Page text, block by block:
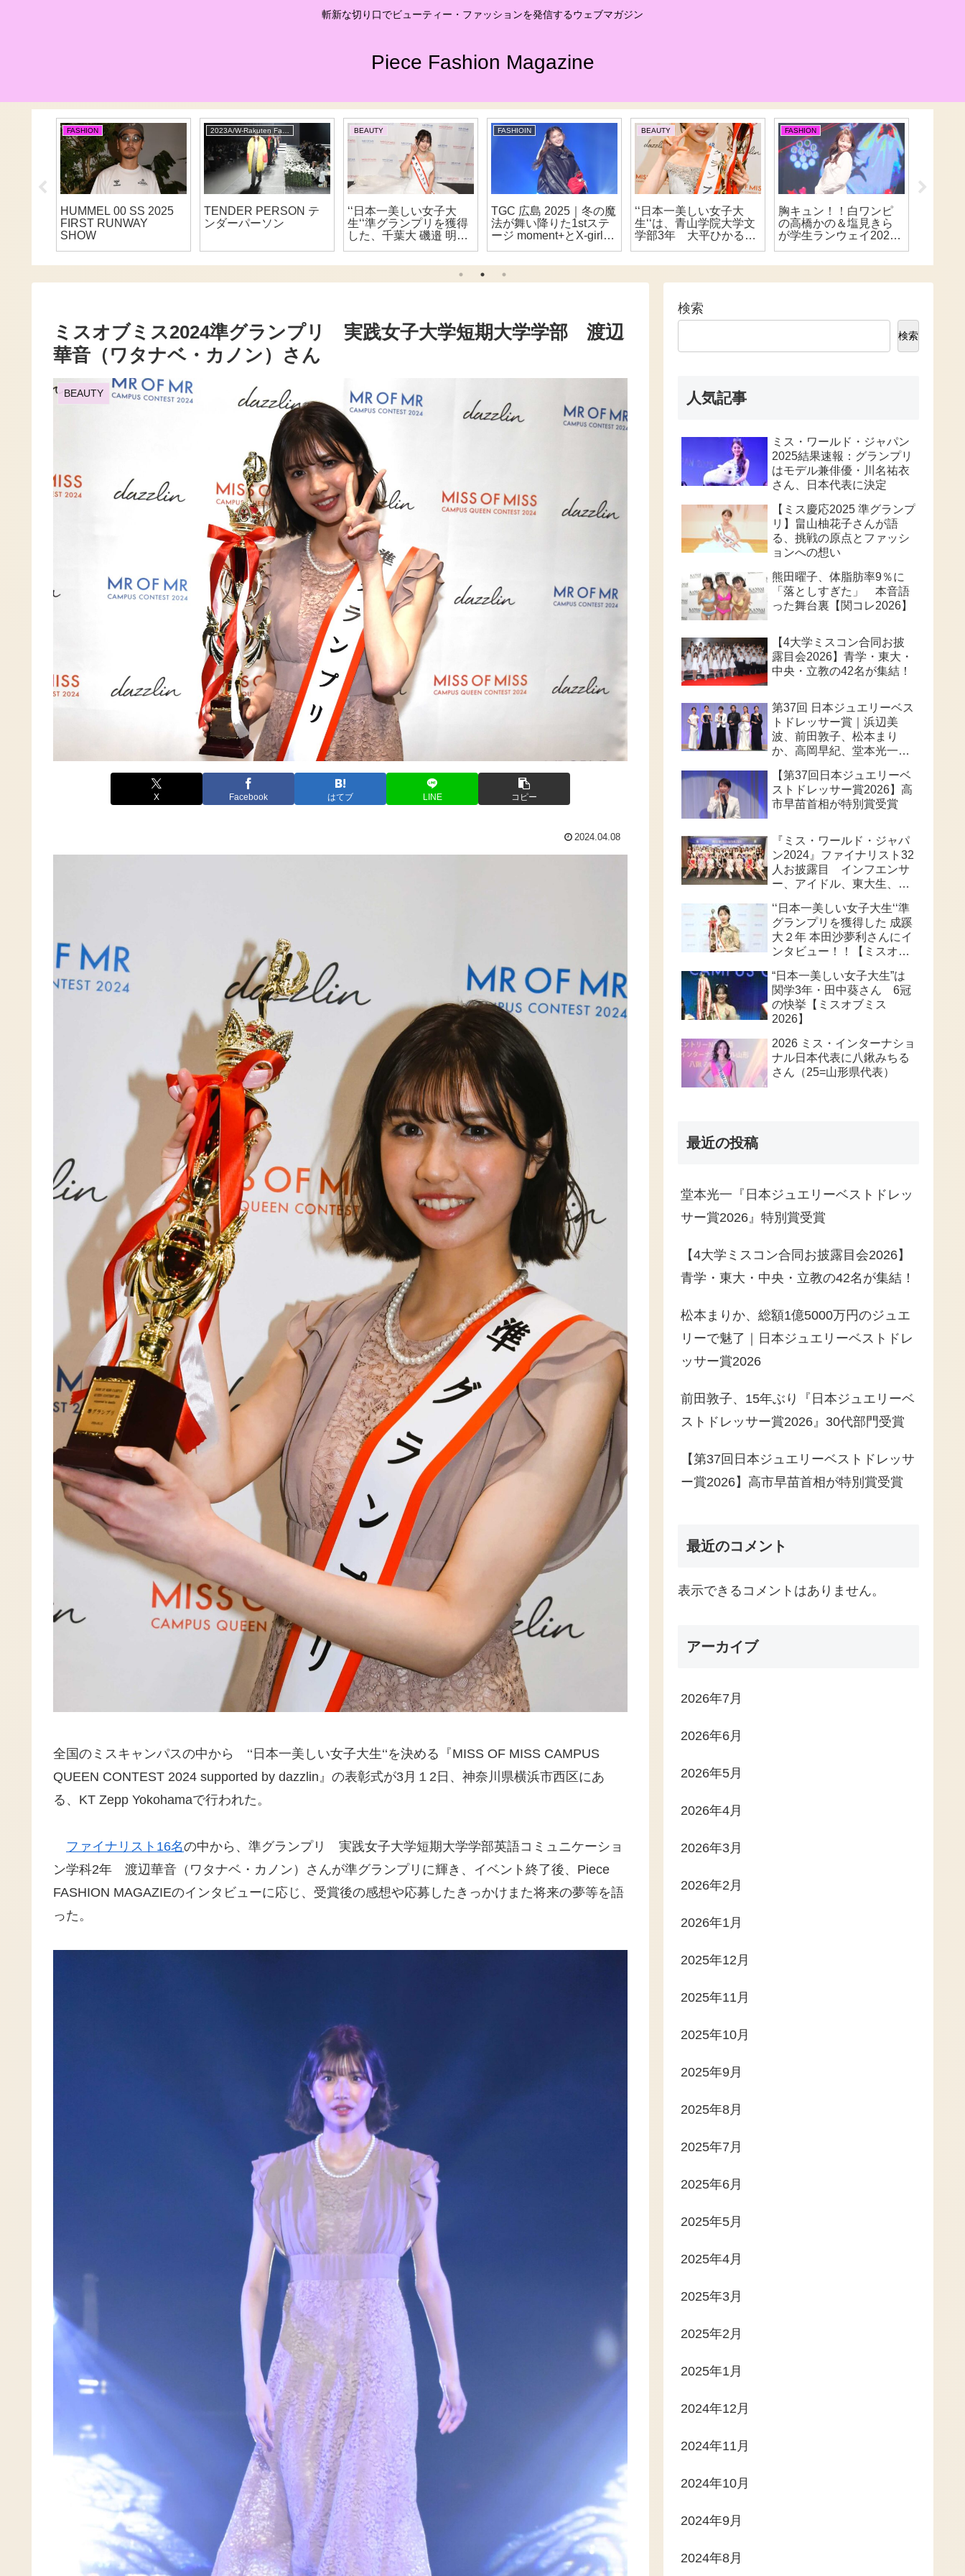
斬新な切り口でビューティー・ファッションを発信するウェブマガジン
Piece Fashion Magazine
FASHION
HUMMEL 00 SS 2025
FIRST RUNWAY
SHOW
TENDER PERSON テ
ンダーパーソン
BEAUTY
‘‘日本一美しい女子大
生‘‘準グランプリを獲得
した、千葉大 磯邉 明日
FASHIOIN
TGC 広島 2025｜冬の魔
法が舞い降りた1stステ
ージ moment+とX-girlが
BEAUTY
‘‘日本一美しい女子大
生‘‘は、青山学院大学文
学部3年 大平ひかるさ
三冠達成！！
FASHION
胸キュン！！白ワンピ
の高橋かの＆塩見きら
が学生ランウェイ2025
ミスオブミス2024準グランプリ 実践女子大学短期大学学部 渡辺
華音（ワタナベ・カノン）さん
BEAUTY
X Facebook はてブ LINE コピー
2024.04.08
全国のミスキャンパスの中から ‘‘日本一美しい女子大生‘‘を決める『MISS OF MISS CAMPUS
QUEEN CONTEST 2024 supported by dazzlin』の表彰式が3月１2日、神奈川県横浜市西区にあ
る、KT Zepp Yokohamaで行われた。
ファイナリスト16名の中から、準グランプリ 実践女子大学短期大学学部英語コミュニケーショ
ン学科2年 渡辺華音（ワタナベ・カノン）さんが準グランプリに輝き、イベント終了後、Piece
FASHION MAGAZIEのインタビューに応じ、受賞後の感想や応募したきっかけまた将来の夢等を語
った。
検索
検索
人気記事
ミス・ワールド・ジャパン
2025結果速報：グランプリ
はモデル兼俳優・川名祐衣
さん、日本代表に決定
【ミス慶応2025 準グランプ
リ】畠山柚花子さんが語
る、挑戦の原点とファッシ
ョンへの想い
熊田曜子、体脂肪率9％に
「落としすぎた」 本音語
った舞台裏【関コレ2026】
【4大学ミスコン合同お披
露目会2026】青学・東大・
中央・立教の42名が集結！
第37回 日本ジュエリーベス
トドレッサー賞｜浜辺美
波、前田敦子、松本まり
か、高岡早紀、堂本光一、
賞
【第37回日本ジュエリーベ
ストドレッサー賞2026】高
市早苗首相が特別賞受賞
『ミス・ワールド・ジャパ
ン2024』ファイナリスト32
人お披露目 インフエンサ
ー、アイドル、東大生、俳
頂点は、誰なのか？
‘‘日本一美しい女子大生‘‘準
グランプリを獲得した 成蹊
大２年 本田沙夢利さんにイ
ンタビュー！！【ミスオブ
“日本一美しい女子大生”は
関学3年・田中葵さん 6冠
の快挙【ミスオブミス
2026】
2026 ミス・インターナショ
ナル日本代表に八鍬みちる
さん（25=山形県代表）
最近の投稿
堂本光一『日本ジュエリーベストドレッ
サー賞2026』特別賞受賞
【4大学ミスコン合同お披露目会2026】
青学・東大・中央・立教の42名が集結！
松本まりか、総額1億5000万円のジュエ
リーで魅了｜日本ジュエリーベストドレ
ッサー賞2026
前田敦子、15年ぶり『日本ジュエリーベ
ストドレッサー賞2026』30代部門受賞
【第37回日本ジュエリーベストドレッサ
ー賞2026】高市早苗首相が特別賞受賞
最近のコメント
表示できるコメントはありません。
アーカイブ
2026年7月
2026年6月
2026年5月
2026年4月
2026年3月
2026年2月
2026年1月
2025年12月
2025年11月
2025年10月
2025年9月
2025年8月
2025年7月
2025年6月
2025年5月
2025年4月
2025年3月
2025年2月
2025年1月
2024年12月
2024年11月
2024年10月
2024年9月
2024年8月